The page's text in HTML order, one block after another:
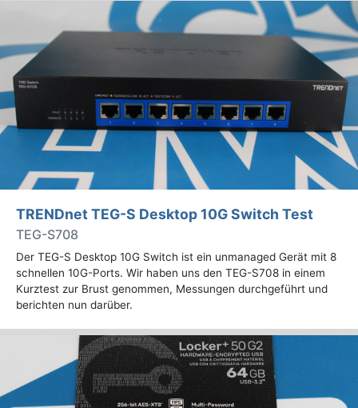
TRENDnet TEG-S Desktop 10G Switch Test
TEG-S708
Der TEG-S Desktop 10G Switch ist ein unmanaged Gerät mit 8
schnellen 10G-Ports. Wir haben uns den TEG-S708 in einem
Kurztest zur Brust genommen, Messungen durchgeführt und
berichten nun darüber.